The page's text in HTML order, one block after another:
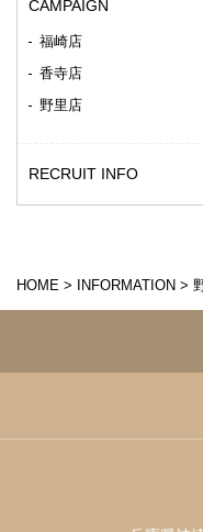
CAMPAIGN
福崎店
香寺店
野里店
RECRUIT INFO
HOME > INFORMATION >